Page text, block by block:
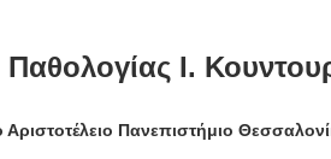
Ι.
Πανεπιστήμιο